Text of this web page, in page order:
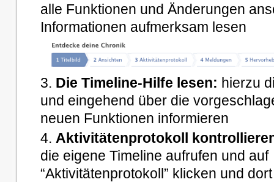
alle Funktionen und Änderungen
Informationen aufmerksam lesen
Die Timeline-Hilfe lesen: hierzu
und eingehend über die
neuen Funktionen informieren
Aktivitätenprotokoll
die eigene Timeline aufrufen und auf
“Aktivitätenprotokoll” klicken und